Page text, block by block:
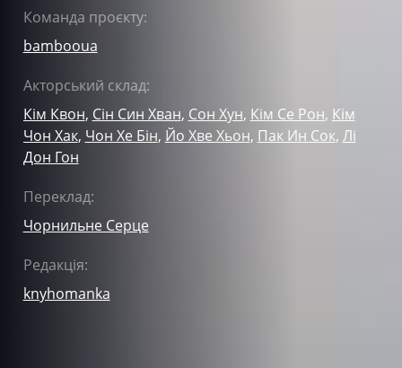
Команда проєкту:
bambooua
Акторський склад:
Кім Квон, Сін Син Хван, Сон Хун, Кім Се Рон, Кім
Чон Хак, Чон Хе Бін, Йо Хве Хьон, Пак Ин Сок, Лі
Дон Гон
Переклад:
Чорнильне Серце
Редакція:
knyhomanka